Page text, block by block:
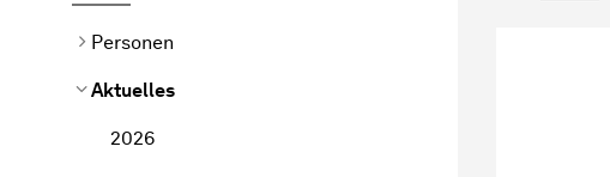
Personen
Aktuelles
2026